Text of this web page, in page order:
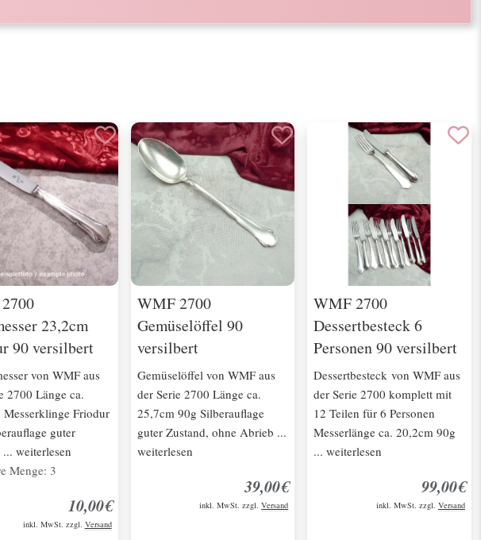
23,2cm
90 versilbert
von WMF aus
2700 Länge ca.
Messerklinge Friodur
guter
weiterlesen
Menge: 3
10,00€
inkl. MwSt. zzgl. Versand
WMF 2700
Gemüselöffel 90
versilbert
Gemüselöffel von WMF aus
der Serie 2700 Länge ca.
25,7cm 90g Silberauflage
guter Zustand, ohne Abrieb ...
weiterlesen
39,00€
inkl. MwSt. zzgl.Versand
WMF 2700
Dessertbesteck 6
Personen 90 versilbert
Dessertbesteck von WMF aus
der Serie 2700 komplett mit
12 Teilen für 6 Personen
Messerlänge ca. 20,2cm 90g
... weiterlesen
99,00€
inkl. MwSt. zzgl. Versand